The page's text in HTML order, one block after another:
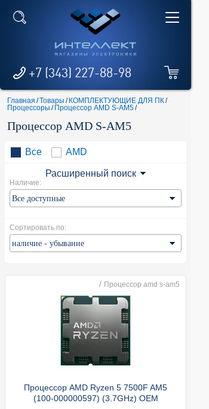
+7 (343) 227-88-98
Главная /Товары / КОМПЛЕКТУЮЩИЕ ДЛЯ ПК/
Процессоры / Процессор AMD S-AM5/
Процессор AMD S-AM5
Все AMD
Расширенный поиск
Наличие:
Сортировать по:
/ Процессор amd s-am5
Процессор AMD Ryzen 5 7500F AM5
(100-000000597) (3.7GHz) OEM